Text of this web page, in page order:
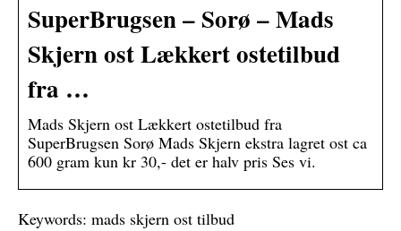
SuperBrugsen – Sorø – Mads
Skjern ost Lækkert ostetilbud
fra …
Mads Skjern ost Lækkert ostetilbud fra
SuperBrugsen Sorø Mads Skjern ekstra lagret ost ca
600 gram kun kr 30,- det er halv pris Ses vi.
Keywords: mads skjern ost tilbud